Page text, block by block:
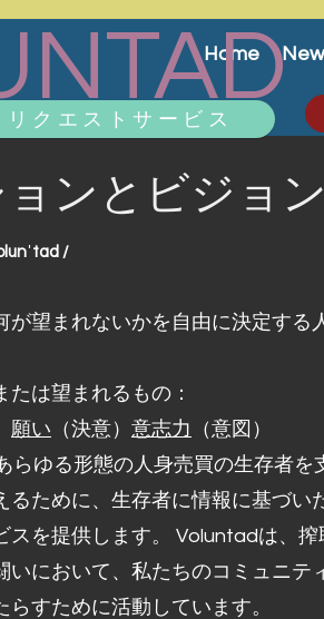
Home
リクエストサービス
ョンとビジョン
/
が望まれないかを自由に決定する
たは望まれるもの：
願い （決意） 意志力
（意図）
らゆる形態の人身売買の生存者を
るために、生存者に情報に基づい
スを提供します。 Voluntadは、搾
いにおいて、私たちのコミュニテ
らすために活動しています。